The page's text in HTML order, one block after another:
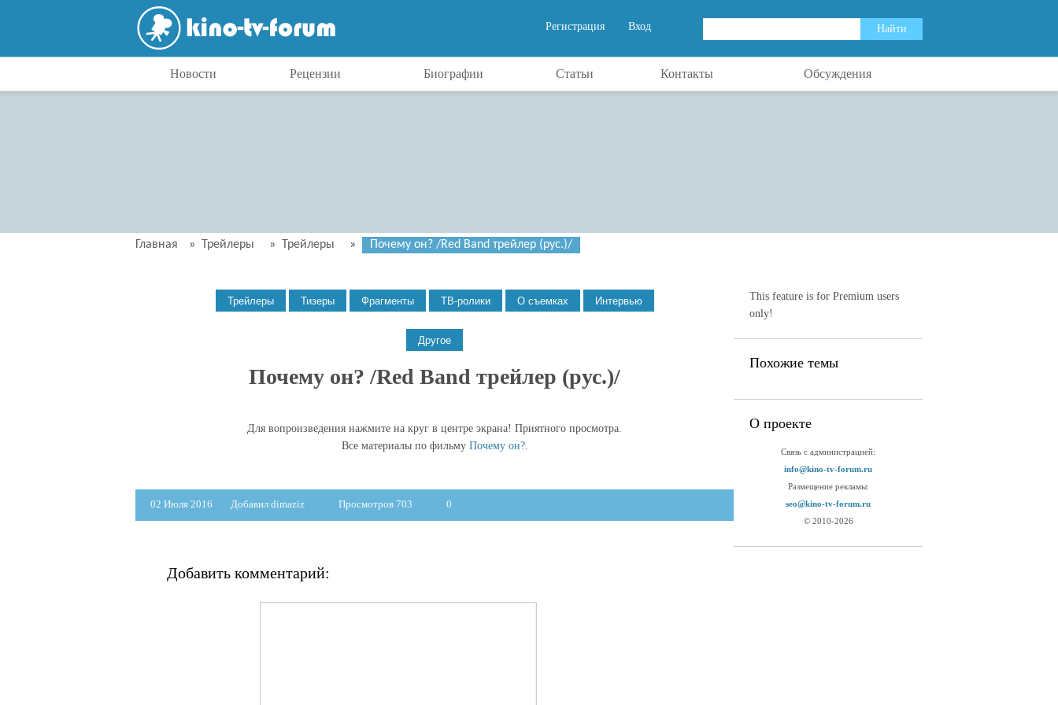
Вход
Регистрация
Новости Рецензии Биографии Статьи Контакты Обсуждения
Главная » Трейлеры » Трейлеры » Почему он? /Red Band трейлер (рус.)/
Почему он? /Red Band трейлер (рус.)/
Для вопроизведения нажмите на круг в центре экрана! Приятного просмотра.
Все материалы по фильму Почему он?.
02 Июля 2016 Добавил dimaziz Просмотров 703 0
Добавить комментарий:
This feature is for Premium users
only!
Похожие темы
О проекте
Связь с администрацией:
info@kino-tv-forum.ru
Размещение рекламы:
seo@kino-tv-forum.ru
© 2010-2026